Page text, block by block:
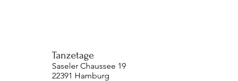
Tanzetage
Saseler Chaussee 19
22391 Hamburg